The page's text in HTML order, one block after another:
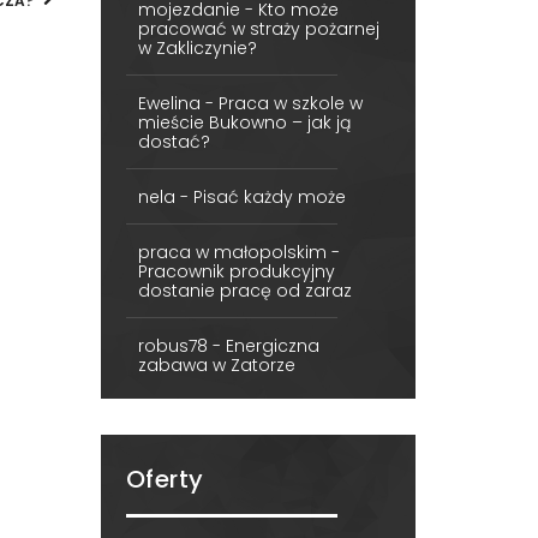
mojezdanie - Kto może
pracować w straży pożarnej
w Zakliczynie?
Ewelina - Praca w szkole w
mieście Bukowno – jak ją
dostać?
nela - Pisać każdy może
praca w małopolskim -
Pracownik produkcyjny
dostanie pracę od zaraz
robus78 - Energiczna
zabawa w Zatorze
Oferty